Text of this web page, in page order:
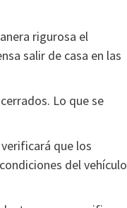
rigurosa el
salir de casa en las
Lo que se
que los
del